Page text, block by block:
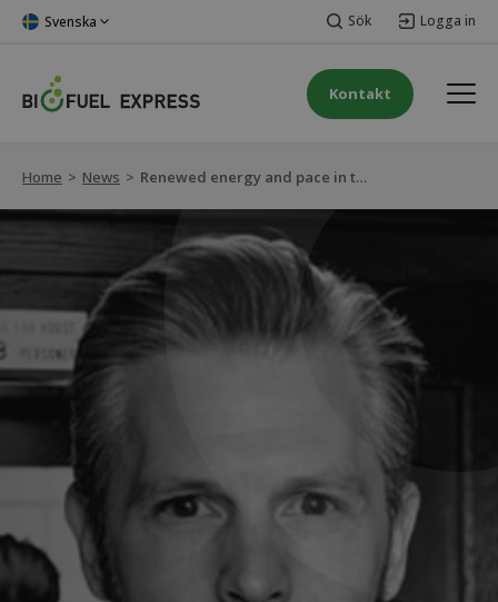
Svenska Sök Logga in
Kontakt
Home > News > Renewed energy and pace in the form of a new sales manager for the heavy transport in Sweden